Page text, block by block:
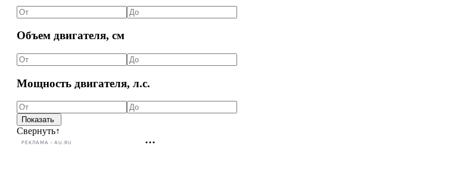
Объем двигателя, см
Мощность двигателя, л.с.
Свернуть↑
РЕКЛАМА • AU.RU